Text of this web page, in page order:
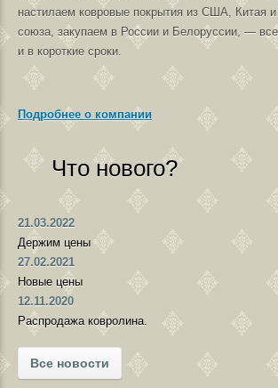
настилаем ковровые покрытия из США, Китая и
союза, закупаем в России и Белоруссии, —
и в короткие сроки.
Подробнее о компании
Что нового?
21.03.2022
Держим цены
27.02.2021
Новые цены
12.11.2020
Распродажа ковролина.
Все новости